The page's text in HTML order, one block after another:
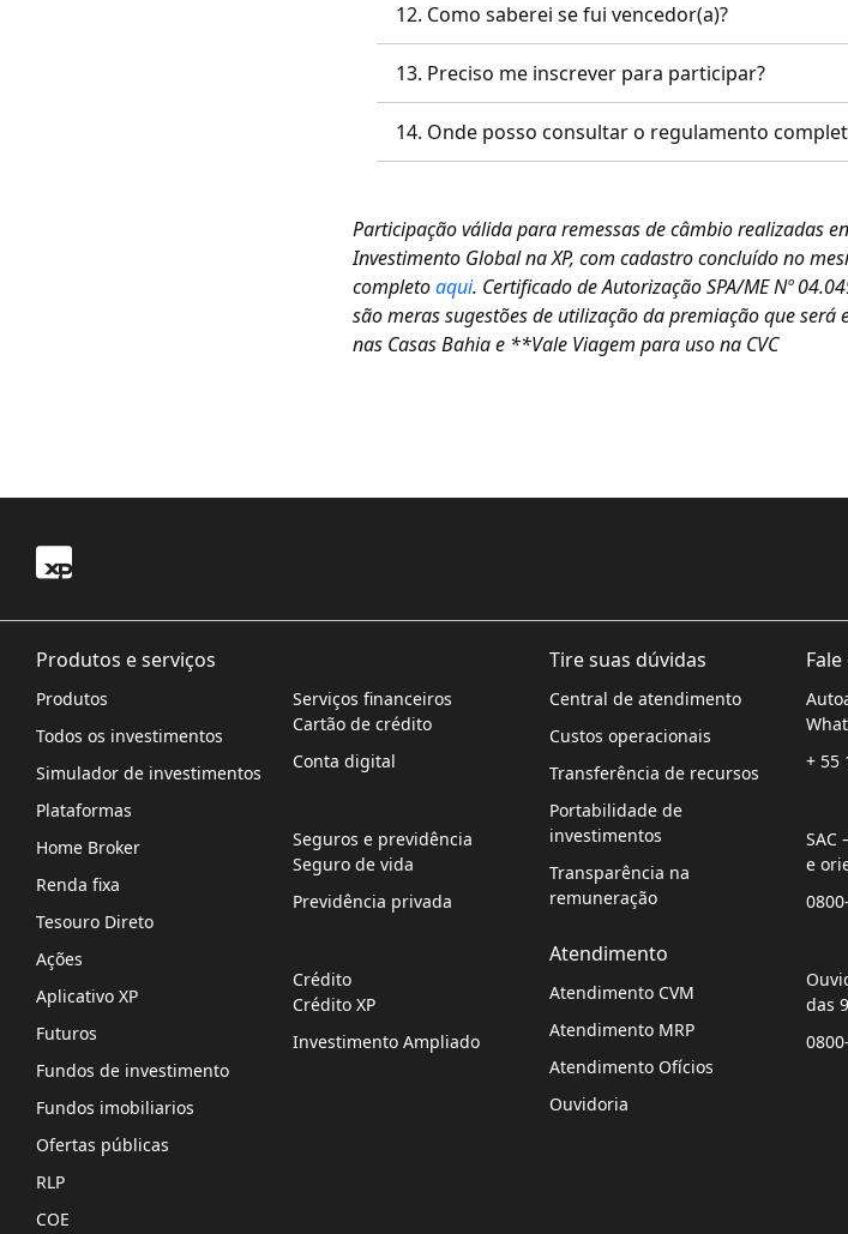
12. Como saberei se fui vencedor(a)?
13. Preciso me inscrever para participar?
14. Onde posso consultar o regulamento
Participação válida para remessas de câmbio realizadas
Investimento Global na XP, com cadastro concluído no
completoaqui. Certificado de Autorização SPA/ME Nº
são meras sugestões de utilização da premiação que
nas Casas Bahia e **Vale Viagem para uso na CVC
Produtos e serviços
Produtos
Todos os investimentos
Simulador de investimentos
Plataformas
Home Broker
Renda fixa
Tesouro Direto
Ações
Aplicativo XP
Futuros
Fundos de investimento
Fundos imobiliarios
Ofertas públicas
RLP
COE
Serviços financeiros
Cartão de crédito
Conta digital
Seguros e previdência
Seguro de vida
Previdência privada
Crédito
Crédito XP
Investimento Ampliado
Tire suas dúvidas
Central de atendimento
Custos operacionais
Transferência de recursos
Portabilidade de
investimentos
Transparência na
remuneração
Atendimento
Atendimento CVM
Atendimento MRP
Atendimento Ofícios
Ouvidoria
+ 55
SAC
e
das